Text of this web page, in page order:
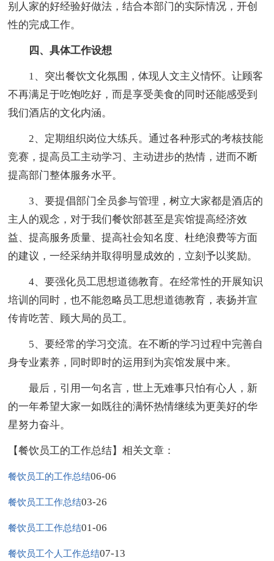
别人家的好经验好做法，结合本部门的实际情况，开创
性的完成工作。
四、具体工作设想
1、突出餐饮文化氛围，体现人文主义情怀。让顾客
不再满足于吃饱吃好，而是享受美食的同时还能感受到
我们酒店的文化内涵。
2、定期组织岗位大练兵。通过各种形式的考核技能
竞赛，提高员工主动学习、主动进步的热情，进而不断
提高部门整体服务水平。
3、要提倡部门全员参与管理，树立大家都是酒店的
主人的观念，对于我们餐饮部甚至是宾馆提高经济效
益、提高服务质量、提高社会知名度、杜绝浪费等方面
的建议，一经采纳并取得明显成效的，立刻予以奖励。
4、要强化员工思想道德教育。在经常性的开展知识
培训的同时，也不能忽略员工思想道德教育，表扬并宣
传肯吃苦、顾大局的员工。
5、要经常的学习交流。在不断的学习过程中完善自
身专业素养，同时即时的运用到为宾馆发展中来。
最后，引用一句名言，世上无难事只怕有心人，新
的一年希望大家一如既往的满怀热情继续为更美好的华
星努力奋斗。
【餐饮员工的工作总结】相关文章：
餐饮员工的工作总结06-06
餐饮员工工作总结03-26
餐饮员工工作总结01-06
餐饮员工个人工作总结07-13